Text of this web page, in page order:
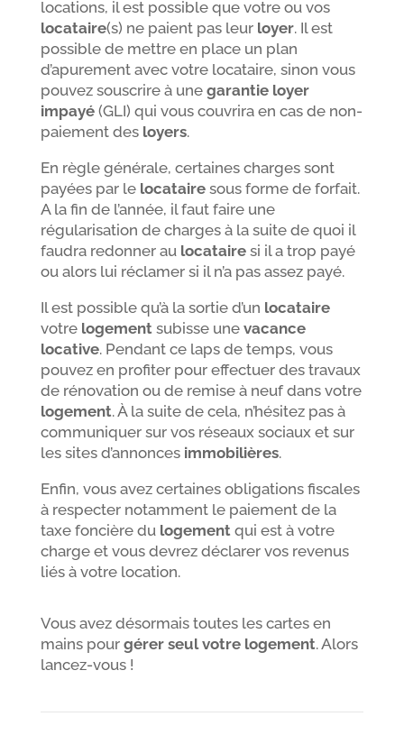
locations, il est possible que votre ou vos
locataire(s) ne paient pas leur loyer. Il est
possible de mettre en place un plan
d’apurement avec votre locataire, sinon vous
pouvez souscrire à une garantie loyer
impayé (GLI) qui vous couvrira en cas de non-
paiement des loyers.
En règle générale, certaines charges sont
payées par le locataire sous forme de forfait.
A la fin de l’année, il faut faire une
régularisation de charges à la suite de quoi il
faudra redonner au locataire si il a trop payé
ou alors lui réclamer si il n’a pas assez payé.
Il est possible qu’à la sortie d’un locataire
votre logement subisse une vacance
locative. Pendant ce laps de temps, vous
pouvez en profiter pour effectuer des travaux
de rénovation ou de remise à neuf dans votre
logement. À la suite de cela, n’hésitez pas à
communiquer sur vos réseaux sociaux et sur
les sites d’annonces immobilières.
Enfin, vous avez certaines obligations fiscales
à respecter notamment le paiement de la
taxe foncière du logement qui est à votre
charge et vous devrez déclarer vos revenus
liés à votre location.
Vous avez désormais toutes les cartes en
mains pour gérer seul votre logement. Alors
lancez-vous !